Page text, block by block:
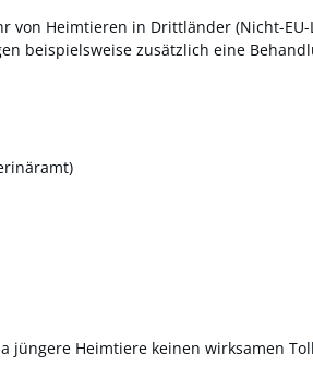
Heimtieren in Drittländer (Nicht-EU-
beispielsweise zusätzlich eine
jüngere Heimtiere keinen wirksamen